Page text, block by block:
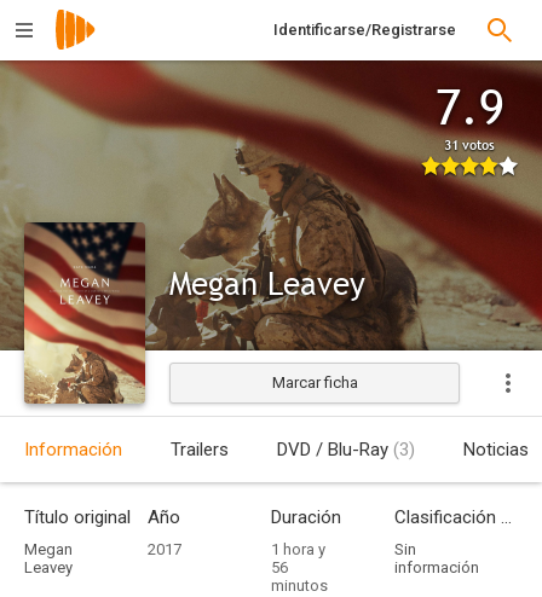
Identificarse/Registrarse
7.9
31 votos
Megan Leavey
Estrenada
Marcar ficha
Información Trailers DVD / Blu-Ray (3) Noticias
Título original
Megan
Leavey
Año
2017
Duración
1 hora y
56
minutos
Clasificación por edades
Sin
información